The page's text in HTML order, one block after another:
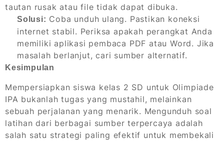
tautan rusak atau file tidak dapat dibuka.
Solusi: Coba unduh ulang. Pastikan koneksi
internet stabil. Periksa apakah perangkat Anda
memiliki aplikasi pembaca PDF atau Word. Jika
masalah berlanjut, cari sumber alternatif.
Kesimpulan
Mempersiapkan siswa kelas 2 SD untuk Olimpiade
IPA bukanlah tugas yang mustahil, melainkan
sebuah perjalanan yang menarik. Mengunduh soal
latihan dari berbagai sumber terpercaya adalah
salah satu strategi paling efektif untuk membekali